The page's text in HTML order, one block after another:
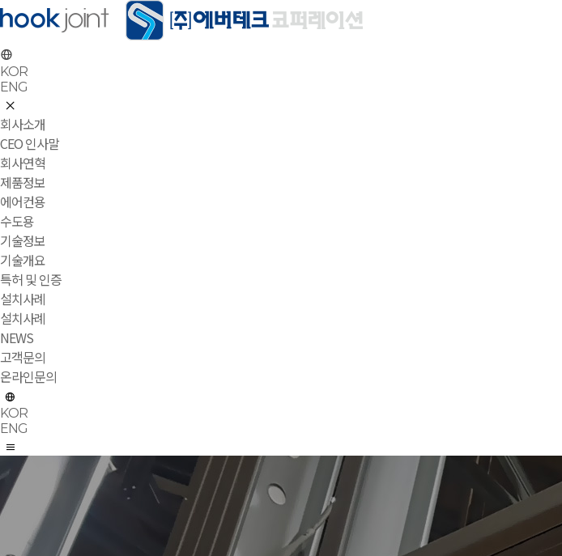
KOR
ENG
회사소개
CEO 인사말
회사연혁
제품정보
에어컨용
수도용
기술정보
기술개요
특허 및 인증
설치사례
설치사례
NEWS
고객문의
온라인문의
KOR
ENG